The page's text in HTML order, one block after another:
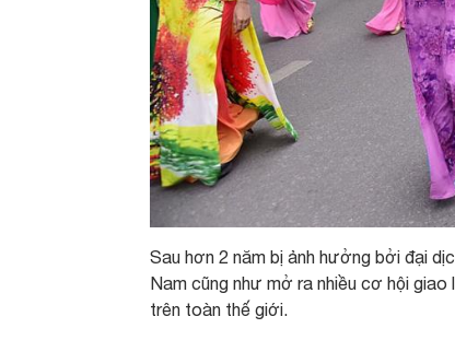
Sau hơn 2 năm bị ảnh hưởng bởi đại
Nam cũng như mở ra nhiều cơ hội
trên toàn thế giới.